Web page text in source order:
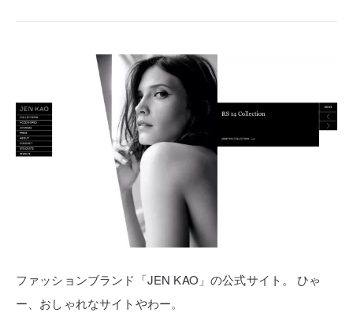
ファッションブランド「JEN KAO」の公式サイト。
ひゃ
ー、おしゃれなサイトやわー。